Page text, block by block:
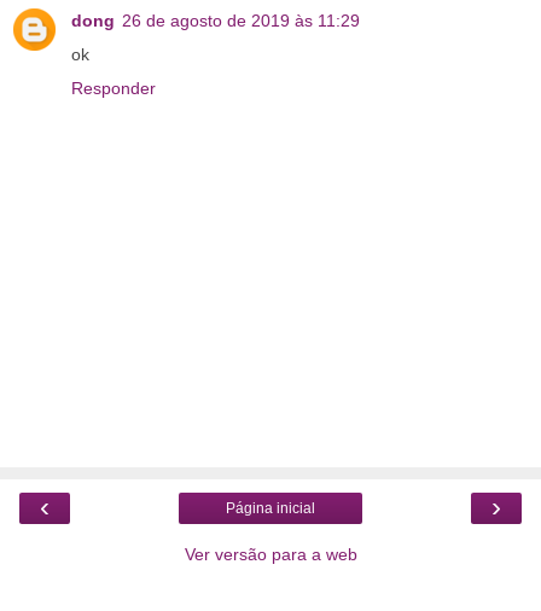
dong 26 de agosto de 2019 às 11:29
ok
Responder
‹ ›
Página inicial
Ver versão para a web